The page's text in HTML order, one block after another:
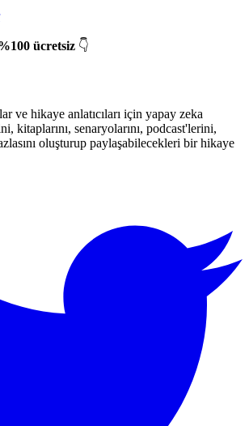
ücretsiz 👇
ve hikaye anlatıcıları için yapay zeka
kitaplarını, senaryolarını, podcast'lerini,
oluşturup paylaşabilecekleri bir hikaye